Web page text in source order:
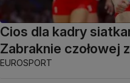
Cios dla kadry
Zabraknie czołowej
EUROSPORT